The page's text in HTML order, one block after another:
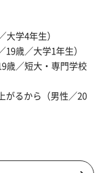
大学4年生）
19歳／大学1年生）
歳／短大・専門学校
がるから（男性／20